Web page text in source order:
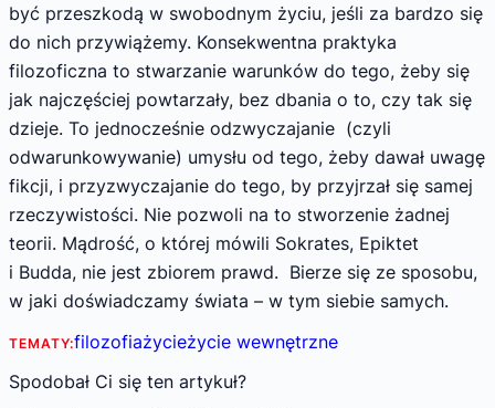
być przeszkodą w swobodnym życiu, jeśli za bardzo się
do nich przywiążemy. Konsekwentna praktyka
filozoficzna to stwarzanie warunków do tego, żeby się
jak najczęściej powtarzały, bez dbania o to, czy tak się
dzieje. To jednocześnie odzwyczajanie (czyli
odwarunkowywanie) umysłu od tego, żeby dawał uwagę
fikcji, i przyzwyczajanie do tego, by przyjrzał się samej
rzeczywistości. Nie pozwoli na to stworzenie żadnej
teorii. Mądrość, o której mówili Sokrates, Epiktet
i Budda, nie jest zbiorem prawd. Bierze się ze sposobu,
w jaki doświadczamy świata – w tym siebie samych.
TEMATY:filozofiażycieżycie wewnętrzne
Spodobał Ci się ten artykuł?